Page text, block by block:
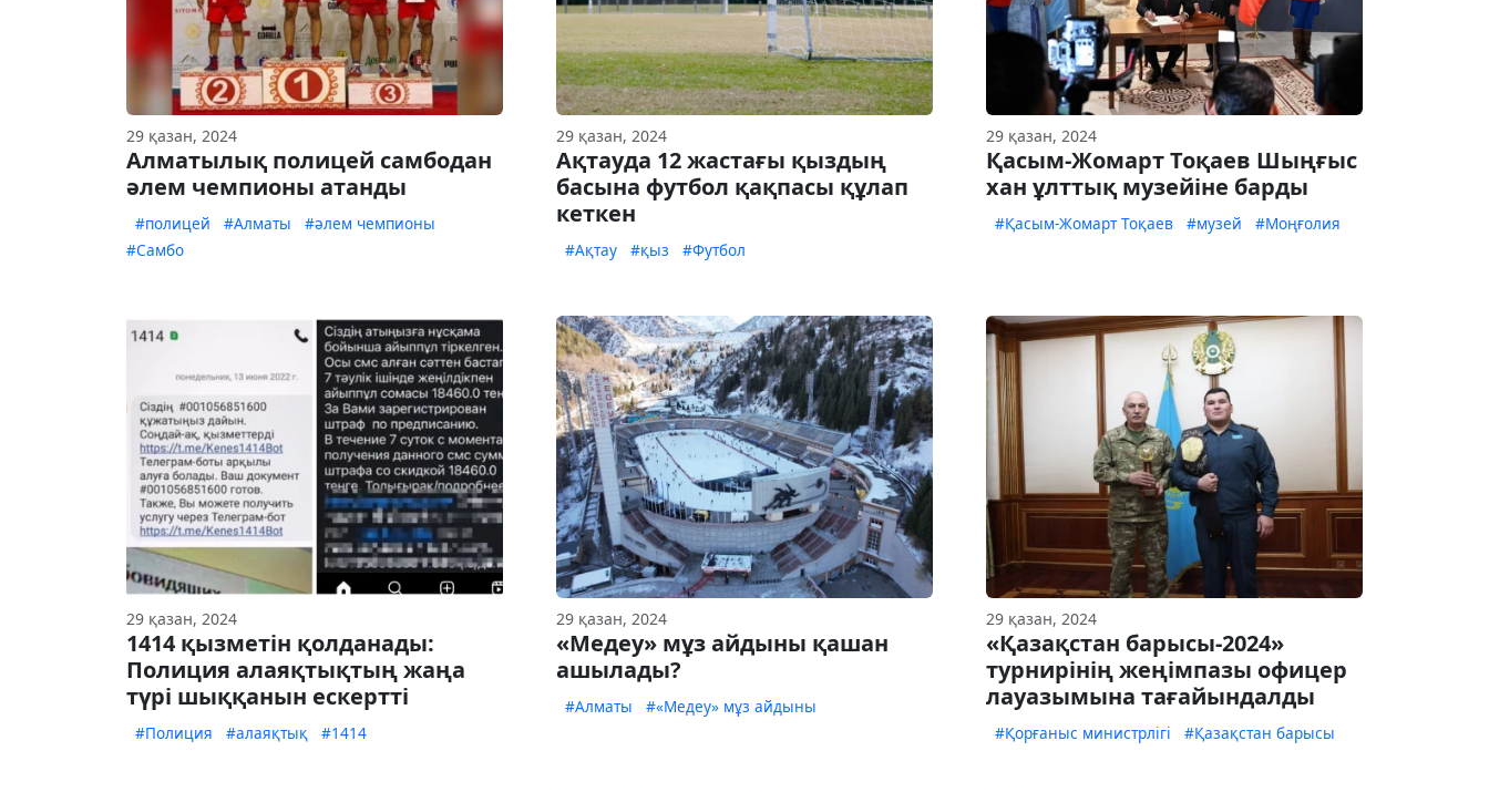
29 қазан, 2024
Алматылық полицей самбодан
әлем чемпионы атанды
#полицей #Алматы
#әлем чемпионы
#Самбо
29 қазан, 2024
Ақтауда 12 жастағы қыздың
басына футбол қақпасы құлап
кеткен
#Ақтау #қыз #Футбол
29 қазан, 2024
Қасым-Жомарт Тоқаев Шыңғыс
хан ұлттық музейіне барды
#Қасым-Жомарт Тоқаев #музей #Моңғолия
29 қазан, 2024
1414 қызметін қолданады:
Полиция алаяқтықтың жаңа
түрі шыққанын ескертті
#Полиция #алаяқтық #1414
29 қазан, 2024
«Медеу» мұз айдыны қашан
ашылады?
#Алматы #«Медеу» мұз айдыны
29 қазан, 2024
«Қазақстан барысы-2024»
турнирінің жеңімпазы офицер
лауазымына тағайындалды
#Қорғаныс министрлігі #Қазақстан барысы